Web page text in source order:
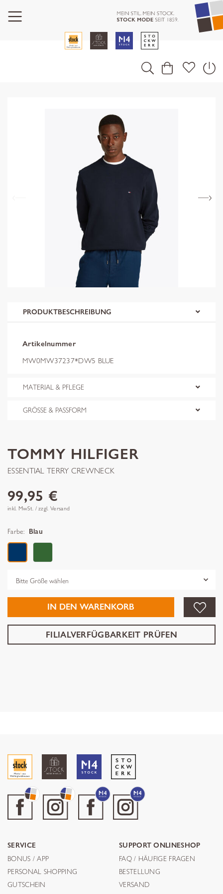
PRODUKTBESCHREIBUNG
Artikelnummer
MW0MW37237*DW5 BLUE
MATERIAL & PFLEGE
GRÖSSE & PASSFORM
TOMMY HILFIGER
ESSENTIAL TERRY CREWNECK
99,95 €
inkl. MwSt. / zzgl. Versand
Farbe: Blau
IN DEN WARENKORB
FILIALVERFÜGBARKEIT PRÜFEN
SERVICE
BONUS / APP
PERSONAL SHOPPING
GUTSCHEIN
SUPPORT ONLINESHOP
FAQ / HÄUFIGE FRAGEN
BESTELLUNG
VERSAND